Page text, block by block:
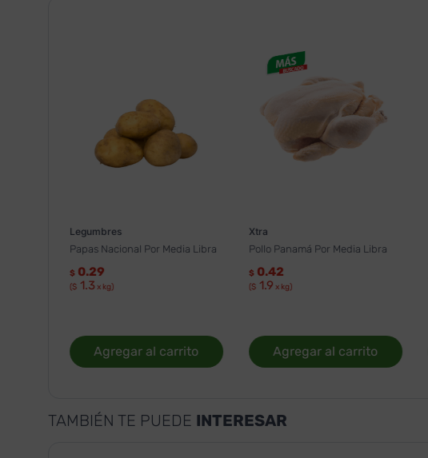
Legumbres
Papas Nacional Por Media Libra
$ 0.29
($ 1.3 x kg)
Agregar al carrito
Xtra
Pollo Panamá Por Media Libra
$ 0.42
($ 1.9 x kg)
Agregar al carrito
TAMBIÉN TE PUEDE INTERESAR